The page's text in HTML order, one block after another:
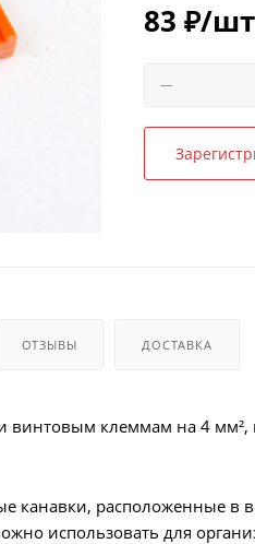
83 ₽/шт
ОТЗЫВЫ ДОСТАВКА
клеммам на 4 мм²,
канавки, расположенные в
использовать для